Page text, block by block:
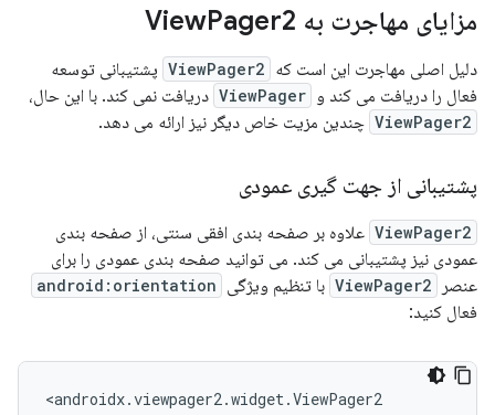
مزایای مهاجرت به View Pager2
دلیل اصلی مهاجرت این است که ViewPager2 پشتیبانی توسعه
فعال را دریافت می کند و ViewPager دریافت نمی کند. با این حال،
ViewPager2 چندین مزیت خاص دیگر نیز ارائه می دهد.
پشتیبانی از جهت گیری عمودی
ViewPager2 علاوه بر صفحه بندی افقی سنتی، از صفحه بندی
عمودی نیز پشتیبانی می کند. می توانید صفحه بندی عمودی را برای
عنصر
ViewPager2 با تنظیم ویژگی android:orientation
فعال کنید: